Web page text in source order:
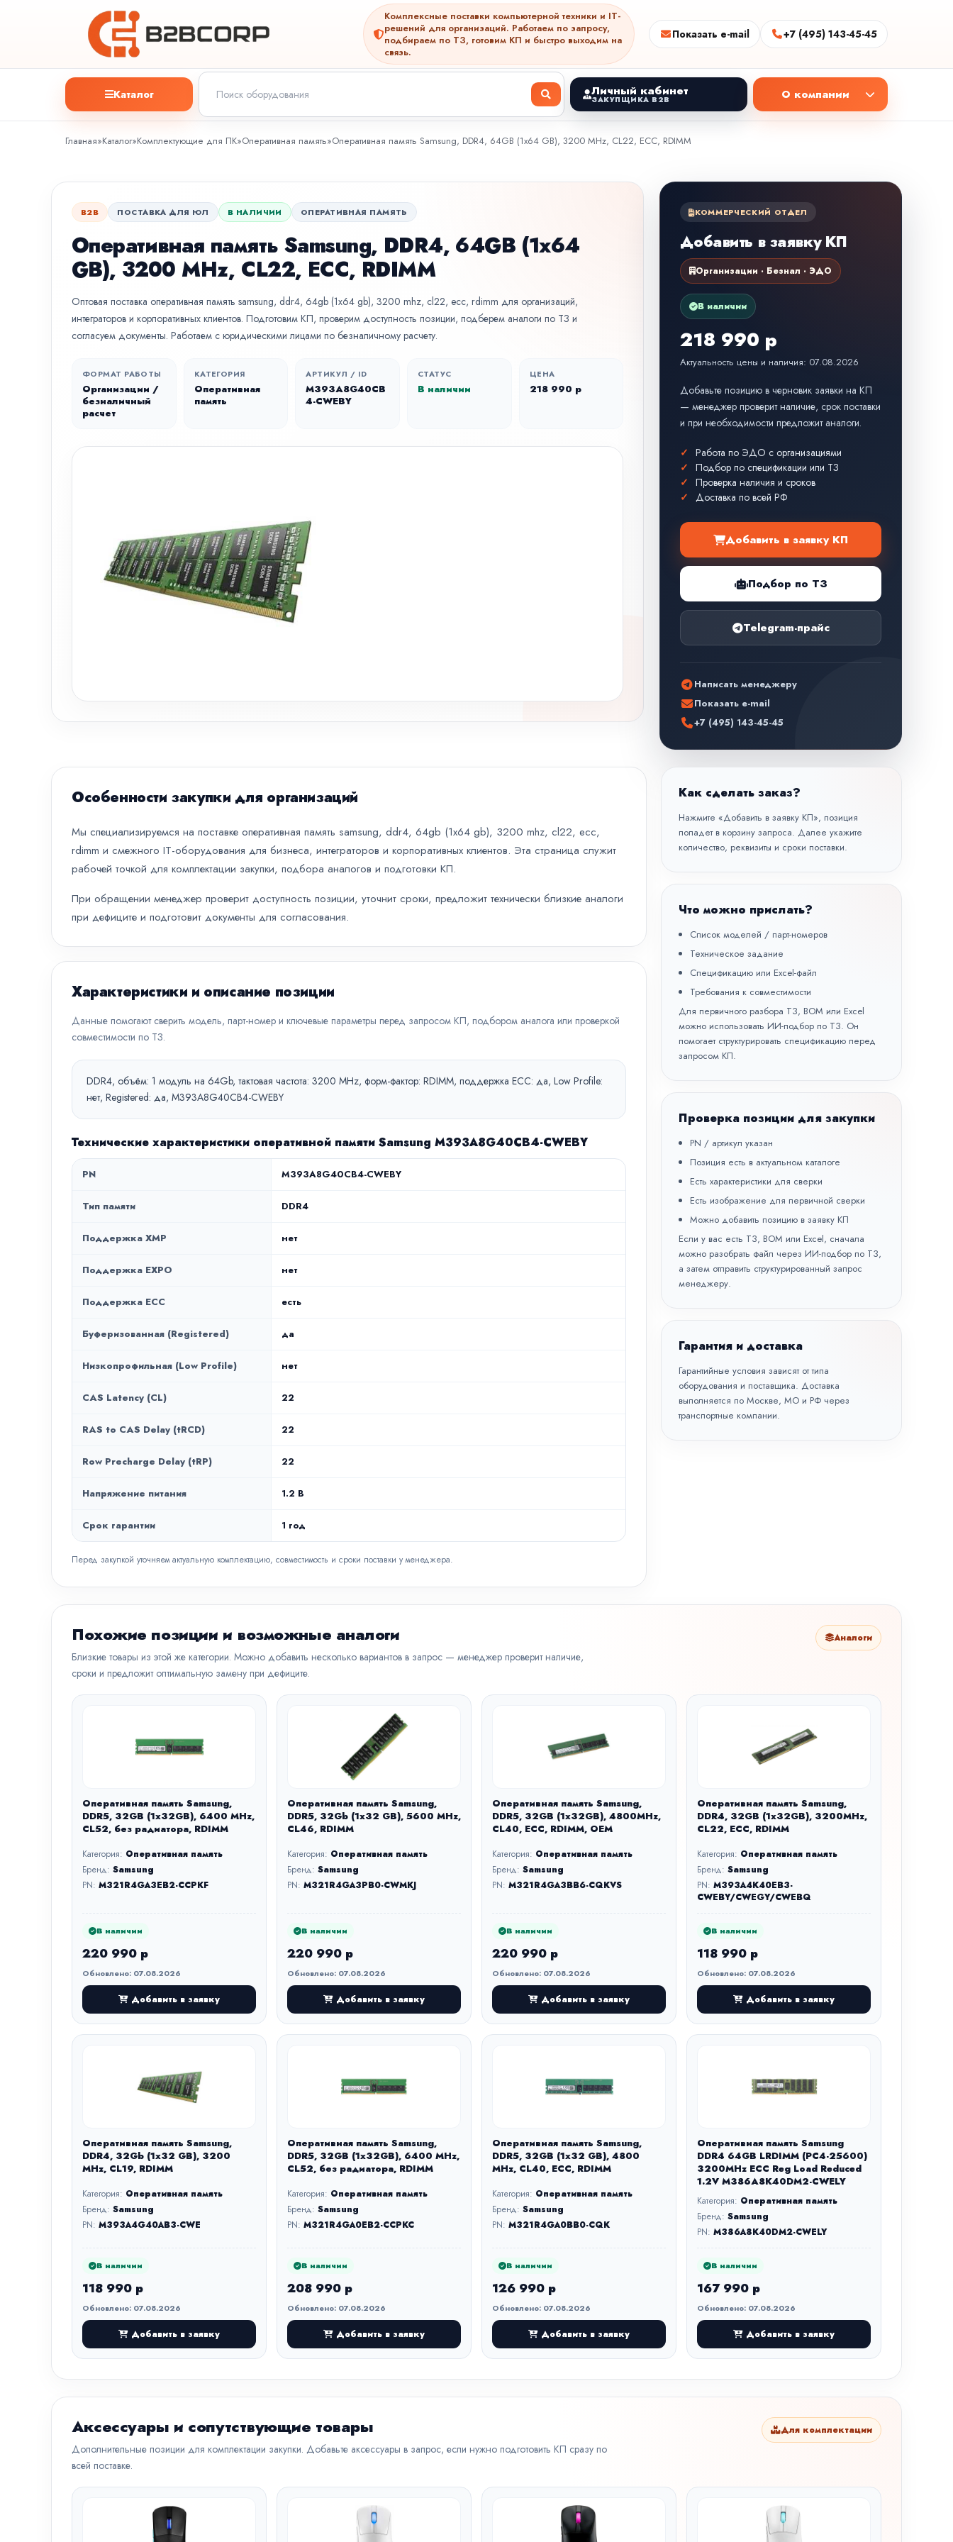
Комплексные поставки компьютерной техники и IT-
решений для организаций. Работаем по запросу,
подбираем по ТЗ, готовим КП и быстро выходим на
связь.
Показать e-mail +7 (495) 143-45-45
Каталог Личный кабинет
ЗАКУПЩИКА B2B О компании
Главная»Каталог»Комплектующие для ПК»Оперативная память»Оперативная память Samsung, DDR4, 64GB (1x64 GB), 3200 MHz, CL22, ECC, RDIMM
B2B ПОСТАВКА ДЛЯ ЮЛ В НАЛИЧИИ ОПЕРАТИВНАЯ ПАМЯТЬ
Оперативная память Samsung, DDR4, 64GB (1x64
GB), 3200 MHz, CL22, ECC, RDIMM
Оптовая поставка оперативная память samsung, ddr4, 64gb (1x64 gb), 3200 mhz, cl22, ecc, rdimm для организаций,
интеграторов и корпоративных клиентов. Подготовим КП, проверим доступность позиции, подберем аналоги по ТЗ и
согласуем документы. Работаем с юридическими лицами по безналичному расчету.
ФОРМАТ РАБОТЫ
Организации /
безналичный
расчет
КАТЕГОРИЯ
Оперативная
память
АРТИКУЛ / ID
M393A8G40CB
4-CWEBY
СТАТУС
В наличии
ЦЕНА
218 990 р
КОММЕРЧЕСКИЙ ОТДЕЛ
Добавить в заявку КП
Организации · Безнал · ЭДО
В наличии
218 990 р
Актуальность цены и наличия: 07.08.2026
Добавьте позицию в черновик заявки на КП
— менеджер проверит наличие, срок поставки
и при необходимости предложит аналоги.
Работа по ЭДО с организациями
Подбор по спецификации или ТЗ
Проверка наличия и сроков
Доставка по всей РФ
Добавить в заявку КП
Подбор по ТЗ
Telegram-прайс
Написать менеджеру
Показать e-mail
+7 (495) 143-45-45
Особенности закупки для организаций
Мы специализируемся на поставке оперативная память samsung, ddr4, 64gb (1x64 gb), 3200 mhz, cl22, ecc,
rdimm и смежного IT-оборудования для бизнеса, интеграторов и корпоративных клиентов. Эта страница служит
рабочей точкой для комплектации закупки, подбора аналогов и подготовки КП.
При обращении менеджер проверит доступность позиции, уточнит сроки, предложит технически близкие аналоги
при дефиците и подготовит документы для согласования.
Характеристики и описание позиции
Данные помогают сверить модель, парт-номер и ключевые параметры перед запросом КП, подбором аналога или проверкой
совместимости по ТЗ.
DDR4, объём: 1 модуль на 64Gb, тактовая частота: 3200 MHz, форм-фактор: RDIMM, поддержка ECC: да, Low Profile:
нет, Registered: да, M393A8G40CB4-CWEBY
Технические характеристики оперативной памяти Samsung M393A8G40CB4-CWEBY
PN M393A8G40CB4-CWEBY
Тип памяти DDR4
Поддержка XMP нет
Поддержка EXPO нет
Поддержка ECC есть
Буферизованная (Registered) да
Низкопрофильная (Low Profile) нет
CAS Latency (CL) 22
RAS to CAS Delay (tRCD) 22
Row Precharge Delay (tRP) 22
Напряжение питания 1.2 В
Срок гарантии 1 год
Перед закупкой уточняем актуальную комплектацию, совместимость и сроки поставки у менеджера.
Как сделать заказ?
Нажмите «Добавить в заявку КП», позиция
попадет в корзину запроса. Далее укажите
количество, реквизиты и сроки поставки.
Что можно прислать?
Список моделей / парт-номеров
Техническое задание
Спецификацию или Excel-файл
Требования к совместимости
Для первичного разбора ТЗ, BOM или Excel
можно использовать ИИ-подбор по ТЗ. Он
помогает структурировать спецификацию перед
запросом КП.
Проверка позиции для закупки
PN / артикул указан
Позиция есть в актуальном каталоге
Есть характеристики для сверки
Есть изображение для первичной сверки
Можно добавить позицию в заявку КП
Если у вас есть ТЗ, BOM или Excel, сначала
можно разобрать файл через ИИ-подбор по ТЗ,
а затем отправить структурированный запрос
менеджеру.
Гарантия и доставка
Гарантийные условия зависят от типа
оборудования и поставщика. Доставка
выполняется по Москве, МО и РФ через
транспортные компании.
Похожие позиции и возможные аналоги
Близкие товары из этой же категории. Можно добавить несколько вариантов в запрос — менеджер проверит наличие,
сроки и предложит оптимальную замену при дефиците.
Аналоги
Оперативная память Samsung,
DDR5, 32GB (1x32GB), 6400 MHz,
CL52, без радиатора, RDIMM
Категория: Оперативная память
Бренд: Samsung
PN: M321R4GA3EB2-CCPKF
В наличии
220 990 р
Обновлено: 07.08.2026
Добавить в заявку
Оперативная память Samsung,
DDR5, 32Gb (1x32 GB), 5600 MHz,
CL46, RDIMM
Категория: Оперативная память
Бренд: Samsung
PN: M321R4GA3PB0-CWMKJ
В наличии
220 990 р
Обновлено: 07.08.2026
Добавить в заявку
Оперативная память Samsung,
DDR5, 32GB (1x32GB), 4800MHz,
CL40, ECC, RDIMM, OEM
Категория: Оперативная память
Бренд: Samsung
PN: M321R4GA3BB6-CQKVS
В наличии
220 990 р
Обновлено: 07.08.2026
Добавить в заявку
Оперативная память Samsung,
DDR4, 32GB (1x32GB), 3200MHz,
CL22, ECC, RDIMM
Категория: Оперативная память
Бренд: Samsung
PN: M393A4K40EB3-
CWEBY/CWEGY/CWEBQ
В наличии
118 990 р
Обновлено: 07.08.2026
Добавить в заявку
Оперативная память Samsung,
DDR4, 32Gb (1x32 GB), 3200
MHz, CL19, RDIMM
Категория: Оперативная память
Бренд: Samsung
PN: M393A4G40AB3-CWE
В наличии
118 990 р
Обновлено: 07.08.2026
Добавить в заявку
Оперативная память Samsung,
DDR5, 32GB (1x32GB), 6400 MHz,
CL52, без радиатора, RDIMM
Категория: Оперативная память
Бренд: Samsung
PN: M321R4GA0EB2-CCPKC
В наличии
208 990 р
Обновлено: 07.08.2026
Добавить в заявку
Оперативная память Samsung,
DDR5, 32GB (1x32 GB), 4800
MHz, CL40, ECC, RDIMM
Категория: Оперативная память
Бренд: Samsung
PN: M321R4GA0BB0-CQK
В наличии
126 990 р
Обновлено: 07.08.2026
Добавить в заявку
Оперативная память Samsung
DDR4 64GB LRDIMM (PC4-25600)
3200MHz ECC Reg Load Reduced
1.2V M386A8K40DM2-CWELY
Категория: Оперативная память
Бренд: Samsung
PN: M386A8K40DM2-CWELY
В наличии
167 990 р
Обновлено: 07.08.2026
Добавить в заявку
Аксессуары и сопутствующие товары
Дополнительные позиции для комплектации закупки. Добавьте аксессуары в запрос, если нужно подготовить КП сразу по
всей поставке.
Для комплектации